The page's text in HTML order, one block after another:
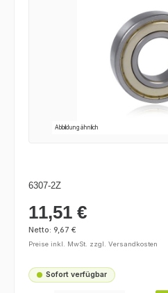
Abbildung ähnlich
6307-2Z
Regulärer Preis:
11,51 €
Netto: 9,67 €
Preise inkl. MwSt. zzgl. Versandkosten
Sofort verfügbar